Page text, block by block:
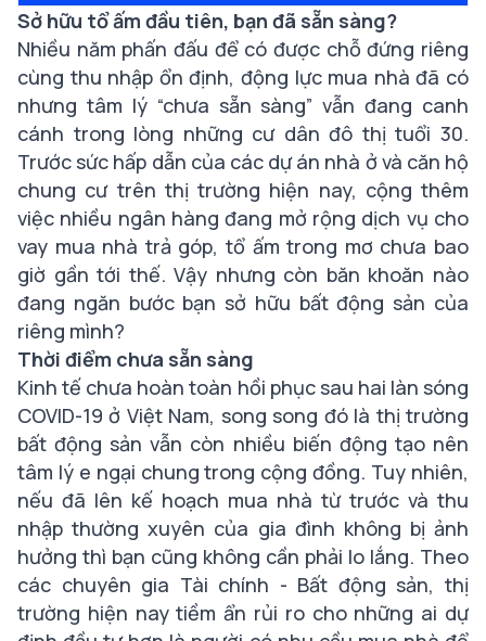
Sở hữu tổ ấm đầu tiên, bạn đã sẵn sàng?
Nhiều năm phấn đấu để có được chỗ đứng riêng
cùng thu nhập ổn định, động lực mua nhà đã có
nhưng tâm lý “chưa sẵn sàng” vẫn đang canh
cánh trong lòng những cư dân đô thị tuổi 30.
Trước sức hấp dẫn của các dự án nhà ở và căn hộ
chung cư trên thị trường hiện nay, cộng thêm
việc nhiều ngân hàng đang mở rộng dịch vụ cho
vay mua nhà trả góp, tổ ấm trong mơ chưa bao
giờ gần tới thế. Vậy nhưng còn băn khoăn nào
đang ngăn bước bạn sở hữu bất động sản của
riêng mình?
Thời điểm chưa sẵn sàng
Kinh tế chưa hoàn toàn hồi phục sau hai làn sóng
COVID-19 ở Việt Nam, song song đó là thị trường
bất động sản vẫn còn nhiều biến động tạo nên
tâm lý e ngại chung trong cộng đồng. Tuy nhiên,
nếu đã lên kế hoạch mua nhà từ trước và thu
nhập thường xuyên của gia đình không bị ảnh
hưởng thì bạn cũng không cần phải lo lắng. Theo
các chuyên gia Tài chính - Bất động sản, thị
trường hiện nay tiềm ẩn rủi ro cho những ai dự